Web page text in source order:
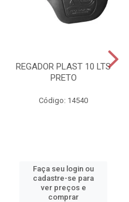
REGADOR PLAST 10 LTS
PRETO
Código: 14540
Faça seu login ou
cadastre-se para
ver preços e
comprar